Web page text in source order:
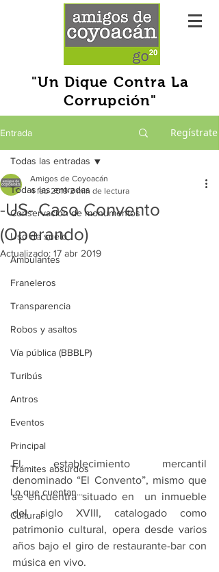
"Un Dique Contra La
Corrupción"
Entrada Regístrate
Todas las entradas
Conservación de monumentos
Uso de suelo
Ambulantes
Franeleros
Transparencia
Robos y asaltos
Vía pública (BBBLP)
Turibús
Antros
Eventos
Principal
Trámites absurdos
Lo que cuentan...
Cultural
Todas las entradas
-US- Caso Convento
(Operando)
Amigos de Coyoacán
4 feb 2019 2 min de lectura
Actualizado: 17 abr 2019
El establecimiento mercantil
denominado “El Convento”, mismo que
se encuentra situado en  un inmueble
del siglo XVIII, catalogado como
patrimonio cultural, opera desde varios
años bajo el giro de restaurante-bar con
música en vivo.